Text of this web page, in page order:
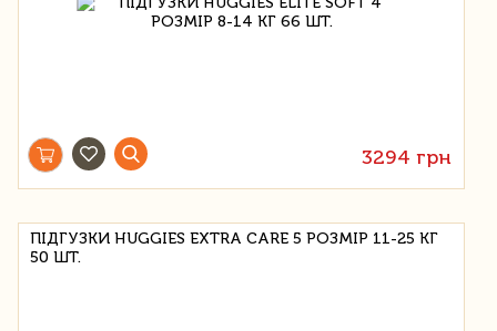
3294 грн
ПІДГУЗКИ HUGGIES EXTRA CARE 5 РОЗМІР 11-25 КГ
50 ШТ.